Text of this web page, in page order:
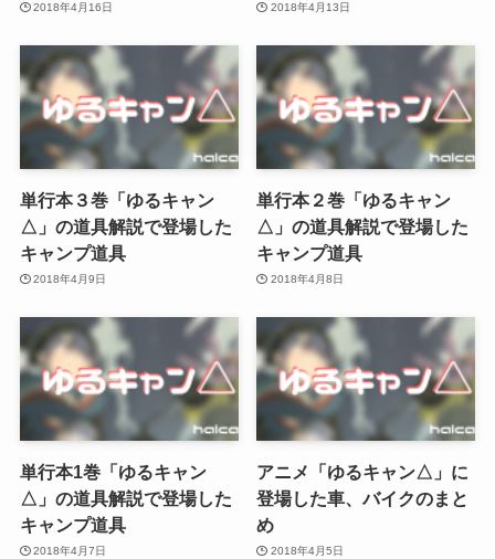
2018年4月16日 2018年4月13日
単行本３巻「ゆるキャン
△」の道具解説で登場した
キャンプ道具
2018年4月9日
単行本２巻「ゆるキャン
△」の道具解説で登場した
キャンプ道具
2018年4月8日
単行本1巻「ゆるキャン
△」の道具解説で登場した
キャンプ道具
2018年4月7日
アニメ「ゆるキャン△」に
登場した車、バイクのまと
め
2018年4月5日